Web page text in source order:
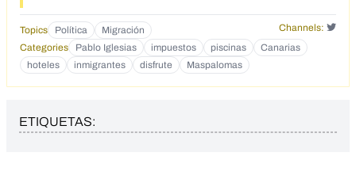
Topics Política Migración
Channels:
Categories
Pablo Iglesias impuestos piscinas
Canarias
hoteles
inmigrantes disfrute Maspalomas
ETIQUETAS: